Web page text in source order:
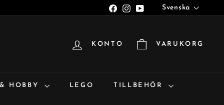
Facebook
Instagram
YouTube
Språk
Svenska
KONTO VARUKORG
HOBBY LEGO TILLBEHÖR